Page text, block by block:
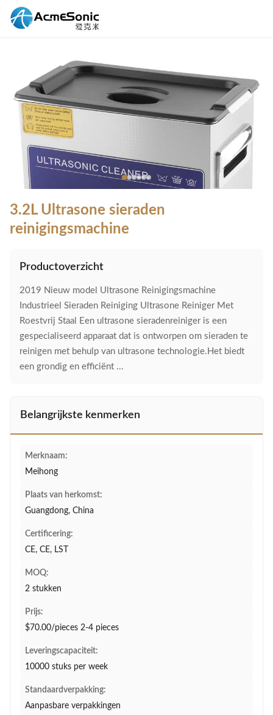
3.2L Ultrasone sieraden
reinigingsmachine
Productoverzicht
2019 Nieuw model Ultrasone Reinigingsmachine
Industrieel Sieraden Reiniging Ultrasone Reiniger Met
Roestvrij Staal Een ultrasone sieradenreiniger is een
gespecialiseerd apparaat dat is ontworpen om sieraden te
reinigen met behulp van ultrasone technologie.Het biedt
een grondig en efficiënt ...
Belangrijkste kenmerken
Merknaam:
Meihong
Plaats van herkomst:
Guangdong, China
Certificering:
CE, CE, LST
MOQ:
2 stukken
Prijs:
$70.00/pieces 2-4 pieces
Leveringscapaciteit:
10000 stuks per week
Standaardverpakking:
Aanpasbare verpakkingen